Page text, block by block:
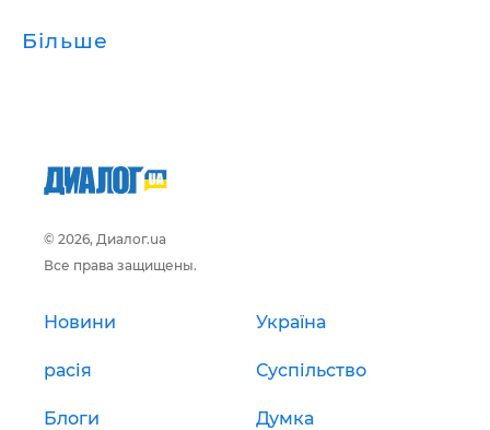
Більше
© 2026, Диалог.ua
Все права защищены.
Новини Україна
расія Суспільство
Блоги Думка